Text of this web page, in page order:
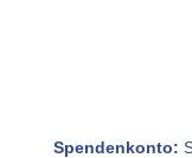
Spendenkonto: